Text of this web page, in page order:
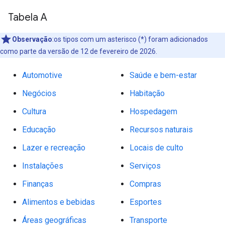
Tabela A
Observação:os tipos com um asterisco (*) foram adicionados
como parte da versão de 12 de fevereiro de 2026.
Automotive
Negócios
Cultura
Educação
Lazer e recreação
Instalações
Finanças
Alimentos e bebidas
Áreas geográficas
Saúde e bem-estar
Habitação
Hospedagem
Recursos naturais
Locais de culto
Serviços
Compras
Esportes
Transporte